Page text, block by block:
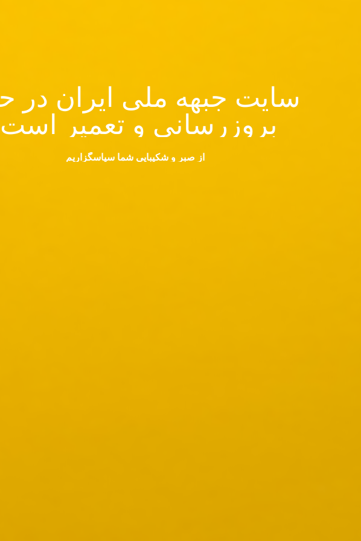
سایت جبهه ملی ایران در
بروزرسانی و تعمیر
از صبر و شکیبایی شما سپاسگزاریم